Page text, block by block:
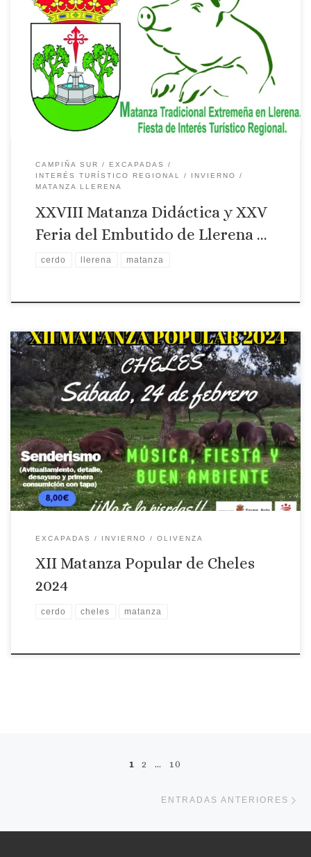
Matanza Didáctica y Feria del Embutido de Llerena
CAMPIÑA SUR
EXCAPADAS
INTERÉS TURÍSTICO REGIONAL
INVIERNO
MATANZA LLERENA
XXVIII Matanza Didáctica y XXV
Feria del Embutido de Llerena …
cerdo llerena matanza
Lugar: Cheles Fecha: Sábado 24 de febrero de 2024
EXCAPADAS INVIERNO OLIVENZA
XII Matanza Popular de Cheles
2024
cerdo cheles matanza
1 2 … 10
ENTRADAS ANTERIORES